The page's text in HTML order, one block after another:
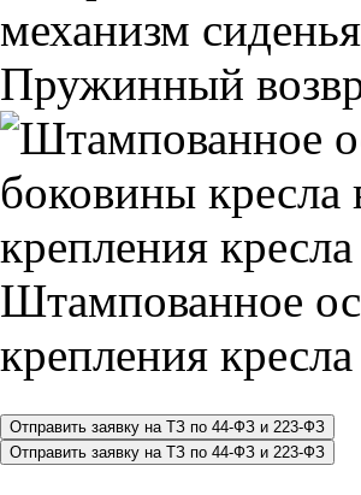
Пружинный
Штампованное
крепления